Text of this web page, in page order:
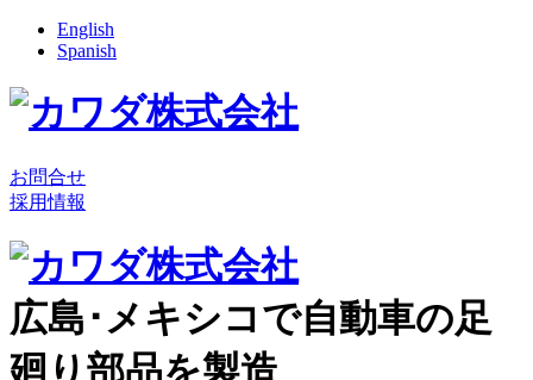
English
Spanish
お問合せ
採用情報
広島･メキシコで自動車の足
廻り部品を製造